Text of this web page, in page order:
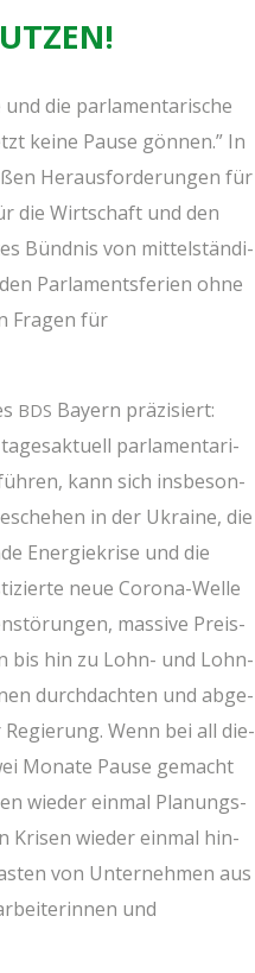
die par­la­men­ta­ri­sche
kei­ne Pau­se gön­nen.” In
Her­aus­for­de­run­gen für
die Wirt­schaft und den
Bünd­nis von mit­tel­stän­di­
Par­la­ments­fe­ri­en ohne
Fra­gen für
BDS Bay­ern prä­zi­siert:
par­la­men­ta­ri­
kann sich ins­be­son­
in der Ukrai­ne, die
Ener­gie­kri­se und die
neue Coro­na-Wel­le
mas­si­ve Preis­
bis hin zu Lohn- und Lohn­
durch­dach­ten und abge­
Wenn bei all die­
Mona­te Pau­se gemacht
wie­der ein­mal Pla­nungs­
Kri­sen wie­der ein­mal hin­
von Unter­neh­men aus
und